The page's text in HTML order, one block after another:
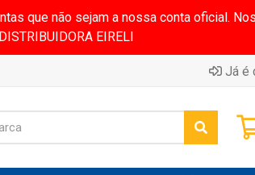
que não sejam a nossa conta oficial.
DISTRIBUIDORA EIRELI
Já é